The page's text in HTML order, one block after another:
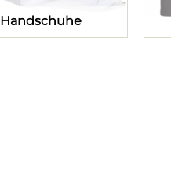
Handschuhe